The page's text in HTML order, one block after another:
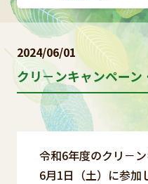
2024/06/01
クリ－ンキャンペー
令和6年度のクリ－
6月1日（土）に参加